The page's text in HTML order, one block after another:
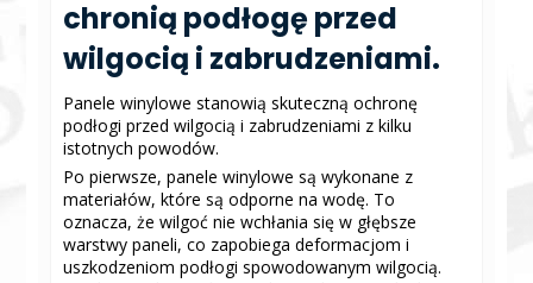
chronią podłogę przed
wilgocią i zabrudzeniami.
Panele winylowe stanowią skuteczną ochronę
podłogi przed wilgocią i zabrudzeniami z kilku
istotnych powodów.
Po pierwsze, panele winylowe są wykonane z
materiałów, które są odporne na wodę. To
oznacza, że wilgoć nie wchłania się w głębsze
warstwy paneli, co zapobiega deformacjom i
uszkodzeniom podłogi spowodowanym wilgocią.